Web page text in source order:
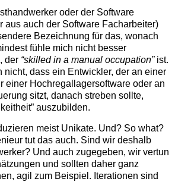
oder der Software
aus auch der Software Facharbeiter)
Bezeichnung für das, wonach
fühle mich nicht besser
der “skilled in a manual occupation”ist.
nicht, dass ein Entwickler, der an einer
einer Hochregallagersoftware oder an
sitzt, danach streben sollte,
auszubilden.
meist Unikate. Und? So what?
tut das auch. Sind wir deshalb
Und auch zugegeben, wir vertun
und sollten daher ganz
agil zum Beispiel. Iterationen sind